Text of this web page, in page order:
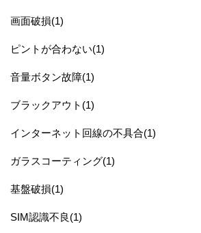
画面破損(1)
ピントが合わない(1)
音量ボタン故障(1)
ブラックアウト(1)
インターネット回線の不具合(1)
ガラスコーティング(1)
基盤破損(1)
SIM認識不良(1)